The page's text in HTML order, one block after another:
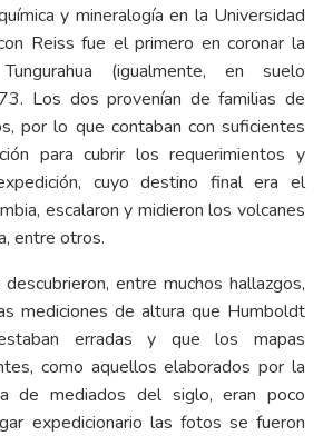
y mineralogía en la Universidad
Reiss fue el primero en coronar la
(igualmente, en suelo
Los dos provenían de familias de
por lo que contaban con suficientes
para cubrir los requerimientos y
cuyo destino final era el
escalaron y midieron los volcanes
entre otros.
entre muchos hallazgos,
mediciones de altura que Humboldt
erradas y que los mapas
como aquellos elaborados por la
de mediados del siglo, eran poco
expedicionario las fotos se fueron